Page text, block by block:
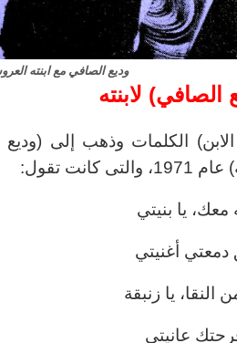
وديع الصافي مع ابنته
لابنته
الكلمات وذهب إلى (وديع
كانت تقول:
معك، يا بنيتي
أغنيتي
النقا، يا زنبقة
عانيتي